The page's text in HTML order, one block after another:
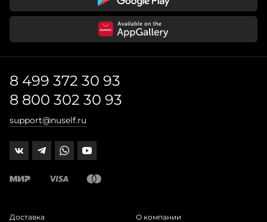
8 499 372 30 93
8 800 302 30 93
support@nuself.ru
Доставка О компании